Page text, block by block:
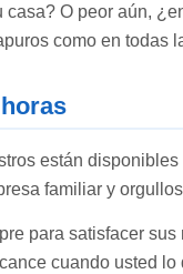
O peor aún,
como en todas
están
familiar y
para satisfacer
cuando usted